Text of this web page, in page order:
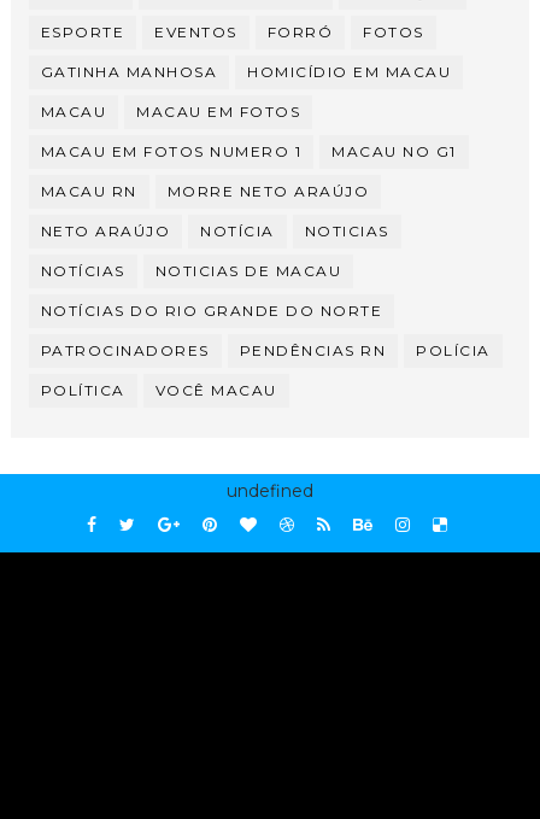
ESPORTE EVENTOS FORRÓ FOTOS
GATINHA MANHOSA HOMICÍDIO EM MACAU
MACAU MACAU EM FOTOS
MACAU EM FOTOS NUMERO 1 MACAU NO G1
MACAU RN MORRE NETO ARAÚJO
NETO ARAÚJO NOTÍCIA NOTICIAS
NOTÍCIAS NOTICIAS DE MACAU
NOTÍCIAS DO RIO GRANDE DO NORTE
PATROCINADORES PENDÊNCIAS RN POLÍCIA
POLÍTICA VOCÊ MACAU
undefined